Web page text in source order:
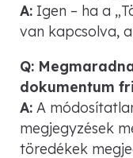
A: Igen – ha a
van kapcsolva,
Q:
dokumentum
A: A
megjegyzések
töredékek